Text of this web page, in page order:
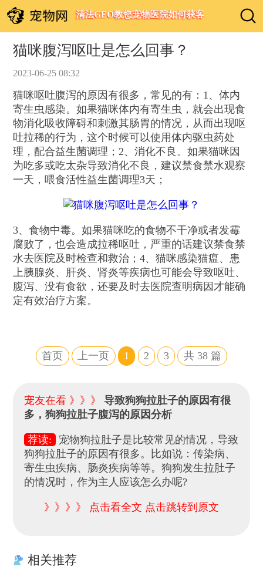
清法GEO教您宠物医院如何获客
猫咪腹泻呕吐是怎么回事？
2023-06-25 08:32
猫咪呕吐腹泻的原因有很多，常见的有：1、体内
寄生虫感染。如果猫咪体内有寄生虫，就会出现食
物消化吸收障碍和刺激其肠胃的情况，从而出现呕
吐拉稀的行为，这个时候可以使用体内驱虫药处
理，配合益生菌调理；2、消化不良。如果猫咪因
为吃多或吃太杂导致消化不良，建议禁食禁水观察
一天，喂食活性益生菌调理3天；
3、食物中毒。如果猫咪吃的食物不干净或者发霉
腐败了，也会造成拉稀呕吐，严重的话建议禁食禁
水去医院及时检查和救治；4、猫咪感染猫瘟、患
上胰腺炎、肝炎、肾炎等疾病也可能会导致呕吐、
腹泻、没有食欲，还要及时去医院查明病因才能确
定有效治疗方案。
首页 上一页 1 2 3 共38 篇
宠友在看 》》》导致狗狗拉肚子的原因有很
多，狗狗拉肚子腹泻的原因分析
荐读:
宠物狗拉肚子是比较常见的情况，导致
狗狗拉肚子的原因有很多。比如说：传染病、
寄生虫疾病、肠炎疾病等等。狗狗发生拉肚子
的情况时，作为主人应该怎么办呢?
》》》》 点击看全文 点击跳转到原文
相关推荐